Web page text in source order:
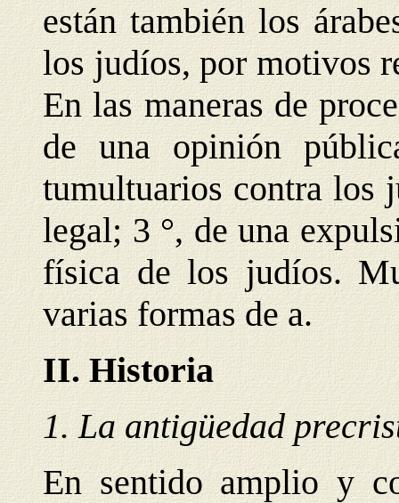
están también los
los judíos, por motivos
En las maneras de
de una opinión
tumultuarios contra los
legal; 3 °, de una
física de los judíos.
varias formas de a.
II. Historia
1. La antigüedad
En sentido amplio y